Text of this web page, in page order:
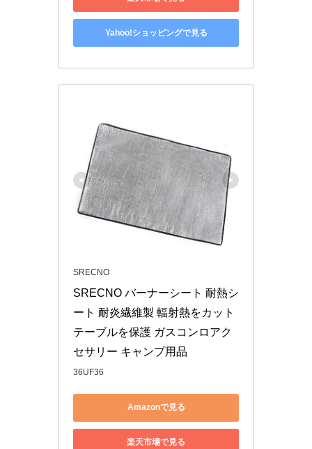
Yahoo!ショッピングで見る
SRECNO
SRECNO バーナーシート 耐熱シ
ート 耐炎繊維製 輻射熱をカット
テーブルを保護 ガスコンロアク
セサリー キャンプ用品
36UF36
Amazonで見る
楽天市場で見る